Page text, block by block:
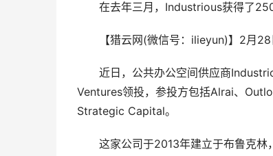
在去年三月，Industrious获得了
【猎云网(微信号：ilieyun)】2月28
近日，公共办公空间供应商
Ventures领投，参投方包括Alrai、
Strategic Capital。
这家公司于2013年建立于布鲁克林，